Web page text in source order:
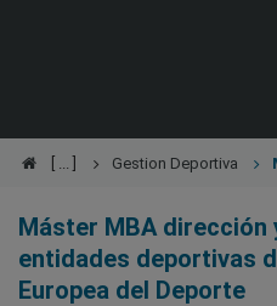
Gestion Deportiva
Máster MBA dirección
entidades deportivas
Europea del Deporte